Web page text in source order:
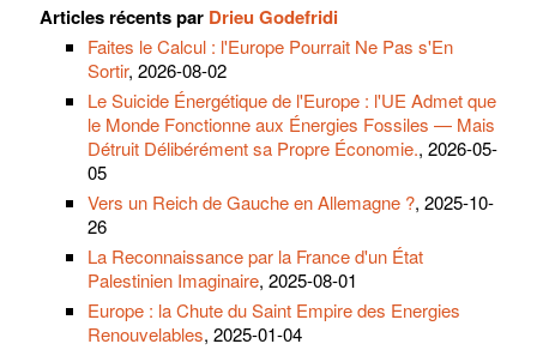
Articles récents par Drieu Godefridi
Faites le Calcul : l'Europe Pourrait Ne Pas s'En
Sortir, 2026-08-02
Le Suicide Énergétique de l'Europe : l'UE Admet que
le Monde Fonctionne aux Énergies Fossiles — Mais
Détruit Délibérément sa Propre Économie., 2026-05-
05
Vers un Reich de Gauche en Allemagne ?, 2025-10-
26
La Reconnaissance par la France d'un État
Palestinien Imaginaire, 2025-08-01
Europe : la Chute du Saint Empire des Energies
Renouvelables, 2025-01-04